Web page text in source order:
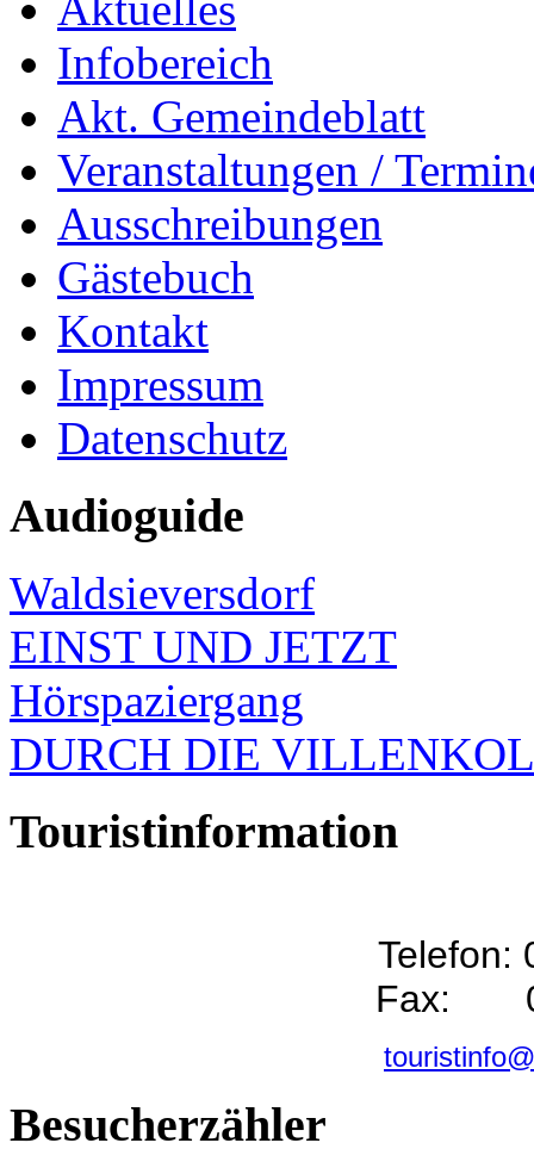
Infobereich
Akt. Gemeindeblatt
Veranstaltungen /
Ausschreibungen
Gästebuch
Kontakt
Impressum
Datenschutz
Audioguide
Waldsieversdorf
EINST UND JETZT
Hörspaziergang
DURCH DIE
Touristinformation
Telefon:
Fax:
Besucherzähler